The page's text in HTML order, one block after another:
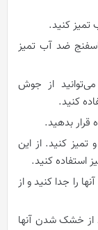
کنید.
ضد آب تمیز
از جوش
کنید.
بدهيد.
کنید. از این
استفاده کنید.
را جدا کنید و از
از خشک شدن آنها